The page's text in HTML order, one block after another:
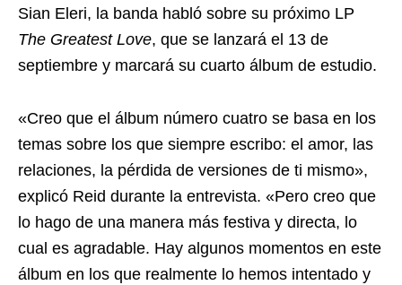
Sian Eleri, la banda habló sobre su próximo LP
The Greatest Love, que se lanzará el 13 de
septiembre y marcará su cuarto álbum de estudio.
«Creo que el álbum número cuatro se basa en los
temas sobre los que siempre escribo: el amor, las
relaciones, la pérdida de versiones de ti mismo»,
explicó Reid durante la entrevista. «Pero creo que
lo hago de una manera más festiva y directa, lo
cual es agradable. Hay algunos momentos en este
álbum en los que realmente lo hemos intentado y